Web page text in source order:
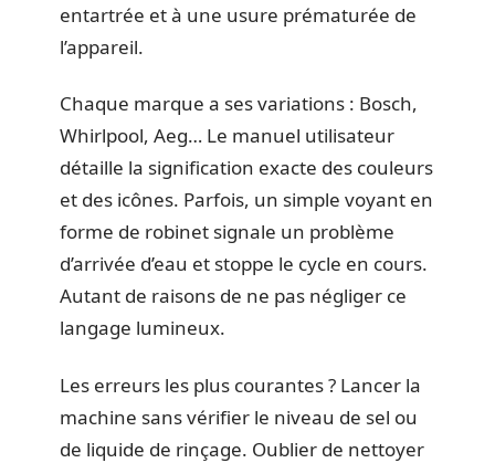
entartrée et à une usure prématurée de
l’appareil.
Chaque marque a ses variations : Bosch,
Whirlpool, Aeg… Le manuel utilisateur
détaille la signification exacte des couleurs
et des icônes. Parfois, un simple voyant en
forme de robinet signale un problème
d’arrivée d’eau et stoppe le cycle en cours.
Autant de raisons de ne pas négliger ce
langage lumineux.
Les erreurs les plus courantes ? Lancer la
machine sans vérifier le niveau de sel ou
de liquide de rinçage. Oublier de nettoyer